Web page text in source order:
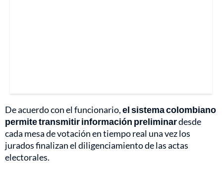
De acuerdo con el funcionario,el sistema colombiano
permite transmitir información preliminardesde
cada mesa de votación en tiempo real una vez los
jurados finalizan el diligenciamiento de las actas
electorales.